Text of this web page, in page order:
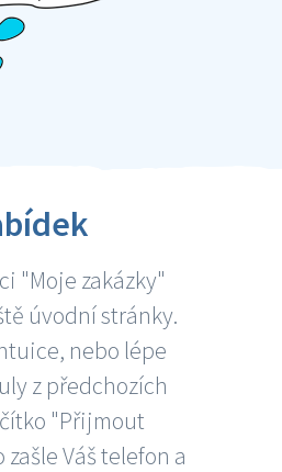
"Moje zakázky"
úvodní stránky.
nebo lépe
z předchozích
"Přijmout
Váš telefon a